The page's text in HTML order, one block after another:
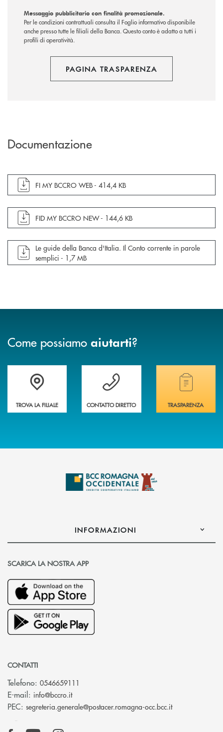
Messaggio pubblicitario con finalità promozionale.
Per le condizioni contrattuali consulta il Foglio informativo disponibile
anche presso tutte le filiali della Banca. Questo conto è adatto a tutti i
profili di operatività.
PAGINA TRASPARENZA
Documentazione
apre documento in una nuova finestra
FI MY BCCRO WEB - 414,4 KB
apre documento in una nuova finestra
FID MY BCCRO NEW - 144,6 KB
apre documento in una nuova finestra
Le guide della Banca d'Italia. Il Conto corrente in parole
semplici - 1,7 MB
Come possiamo aiutarti?
Accedi all' elenco completo delle filiali della banca.
TROVA LA FILIALE
Hai bisogno di assistenza immediata?
CONTATTO DIRETTO
Hai bisogno di
TRASPARENZA
INFORMAZIONI
SCARICA LA NOSTRA APP
CONTATTI
Telefono: 0546659111
E-mail: info@bccro.it(si apre l’app di posta elettronica)
PEC: segreteria.generale@postacer.romagna-occ.bcc.it(si apre l’app